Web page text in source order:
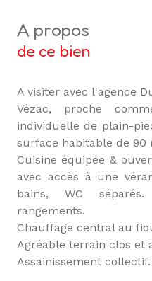
a propos
de ce bien
A visiter avec l'agence
Vézac, proche
individuelle de plain-
surface habitable de 90
Cuisine équipée &
avec accès à une
bains, WC
rangements.
Chauffage central au
Agréable terrain clos et
Assainissement collectif.